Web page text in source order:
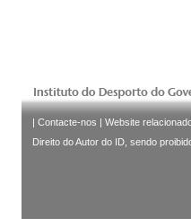
| Contacte-nos | Website
Direito do Autor do ID, sendo